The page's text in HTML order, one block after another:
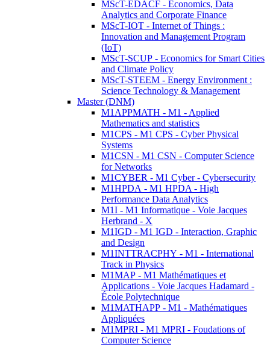
MScT-EDACF - Economics, Data
Analytics and Corporate Finance
MScT-IOT - Internet of Things :
Innovation and Management Program
(IoT)
MScT-SCUP - Economics for Smart Cities
and Climate Policy
MScT-STEEM - Energy Environment :
Science Technology & Management
Master (DNM)
M1APPMATH - M1 - Applied
Mathematics and statistics
M1CPS - M1 CPS - Cyber Physical
Systems
M1CSN - M1 CSN - Computer Science
for Networks
M1CYBER - M1 Cyber - Cybersecurity
M1HPDA - M1 HPDA - High
Performance Data Analytics
M1I - M1 Informatique - Voie Jacques
Herbrand - X
M1IGD - M1 IGD - Interaction, Graphic
and Design
M1INTTRACPHY - M1 - International
Track in Physics
M1MAP - M1 Mathématiques et
Applications - Voie Jacques Hadamard -
École Polytechnique
M1MATHAPP - M1 - Mathématiques
Appliquées
M1MPRI - M1 MPRI - Foudations of
Computer Science